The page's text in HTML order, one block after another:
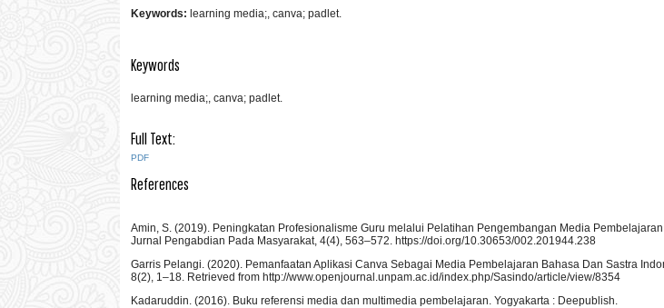
Keywords: learning media;, canva; padlet.
Keywords
learning media;, canva; padlet.
Full Text:
PDF
References
Amin, S. (2019). Peningkatan Profesionalisme Guru melalui Pelatihan Pengembangan Media
Jurnal Pengabdian Pada Masyarakat, 4(4), 563–572. https://doi.org/10.30653/002.201944.238
Garris Pelangi. (2020). Pemanfaatan Aplikasi Canva Sebagai Media Pembelajaran Bahasa Dan Sastra
8(2), 1–18. Retrieved from http://www.openjournal.unpam.ac.id/index.php/Sasindo/article/view/8354
Kadaruddin. (2016). Buku referensi media dan multimedia pembelajaran. Yogyakarta : Deepublish.